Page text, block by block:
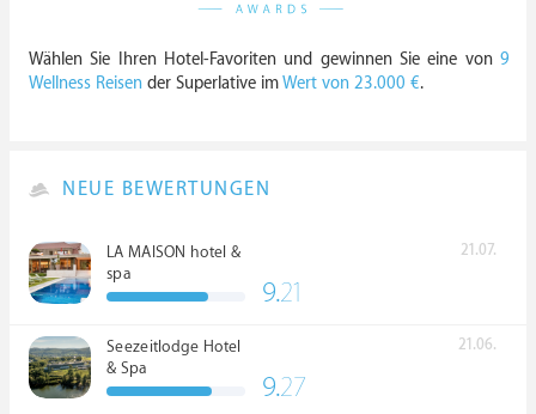
Wählen Sie Ihren Hotel-Favoriten und gewinnen Sie eine von 9
Wellness Reisen der Superlative imWert von 23.000 €.
NEUE BEWERTUNGEN
LA MAISON hotel &
spa
21.07.
9.21
Seezeitlodge Hotel
& Spa
21.06.
9.27